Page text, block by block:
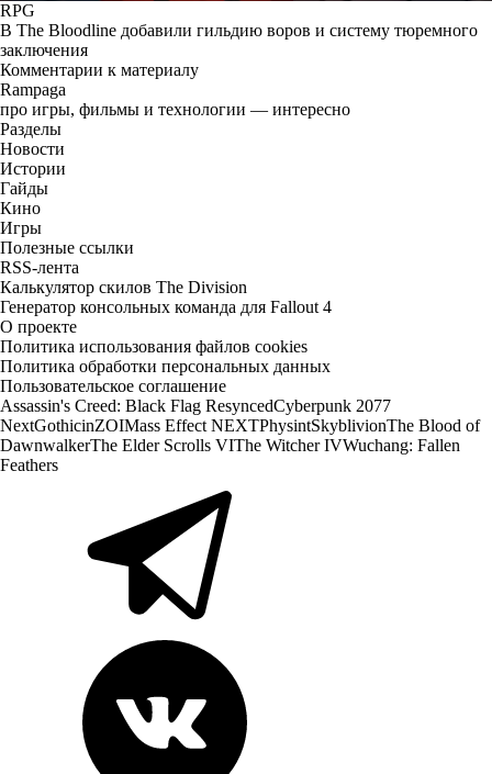
RPG
В The Bloodline добавили гильдию воров и систему тюремного
заключения
Комментарии к материалу
Rampaga
про игры, фильмы и технологии — интересно
Разделы
Новости
Истории
Гайды
Кино
Игры
Полезные ссылки
RSS-лента
Калькулятор скилов The Division
Генератор консольных команда для Fallout 4
О проекте
Политика использования файлов cookies
Политика обработки персональных данных
Пользовательское соглашение
Assassin's Creed: Black Flag ResyncedCyberpunk 2077
NextGothicinZOIMass Effect NEXTPhysintSkyblivionThe Blood of
DawnwalkerThe Elder Scrolls VIThe Witcher IVWuchang: Fallen
Feathers